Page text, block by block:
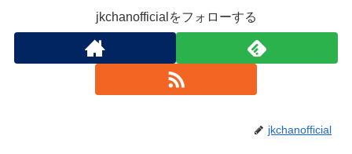
jkchanofficialをフォローする
jkchanofficial